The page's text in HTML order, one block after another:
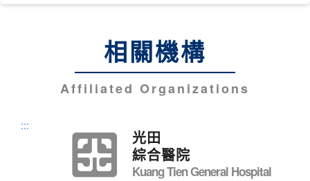
相關機構
Affiliated Organizations
:::
光田
綜合醫院
Kuang Tien General Hospital